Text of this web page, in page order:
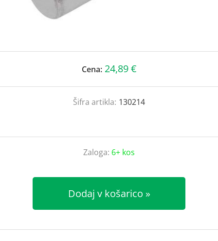
Cena: 24,89 €
Šifra artikla: 130214
Zaloga: 6+ kos
Dodaj v košarico